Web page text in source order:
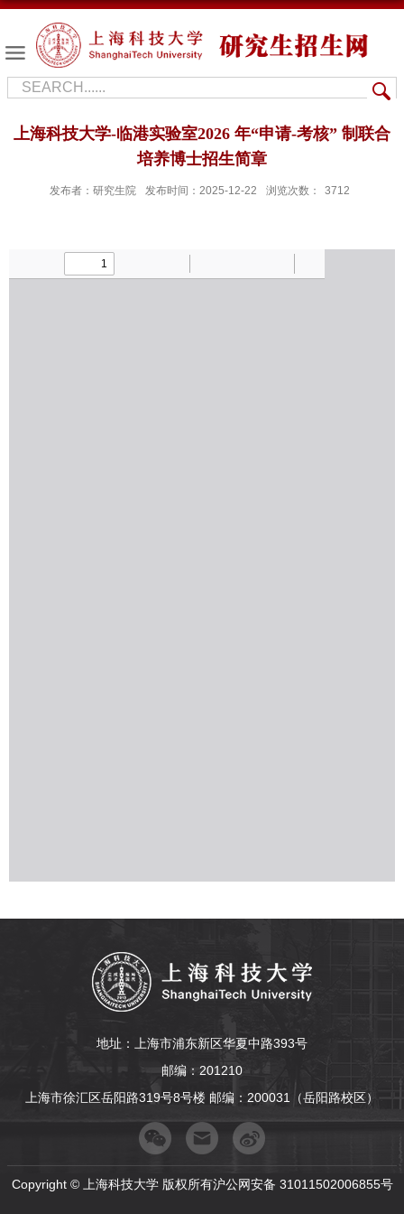
上海科技大学-临港实验室2026 年“申请-考核” 制联合
培养博士招生简章
发布者：研究生院 发布时间：2025-12-22 浏览次数： 3712
地址：上海市浦东新区华夏中路393号
邮编：201210
上海市徐汇区岳阳路319号8号楼 邮编：200031（岳阳路校区）
Copyright © 上海科技大学 版权所有沪公网安备 31011502006855号